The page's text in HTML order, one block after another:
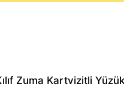
Zuma Kartvizitli